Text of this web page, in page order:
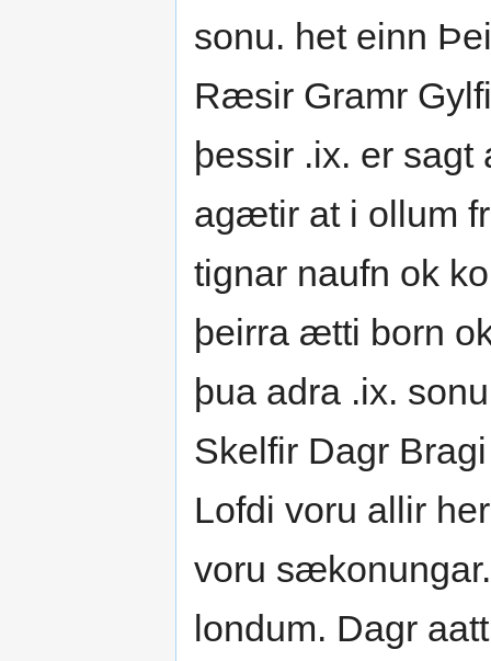
sonu. het einn
Ræsir Gramr
þessir .ix. er
agætir at i ollum
tignar naufn ok
þeirra ætti born
þua adra .ix.
Skelfir Dagr
Lofdi voru allir
voru
londum. Dagr